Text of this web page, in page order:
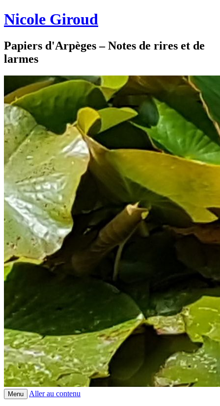
Nicole Giroud
Papiers d'Arpèges – Notes de rires et de
larmes
Menu Aller au contenu